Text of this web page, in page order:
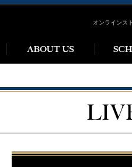
オンラインス